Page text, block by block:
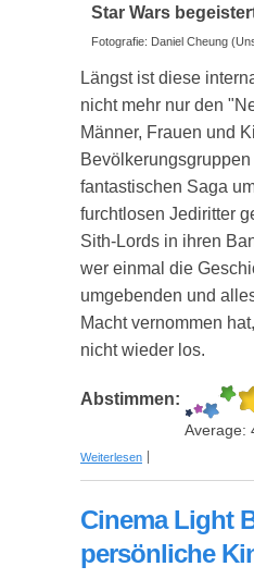
Star Wars
Fotografie: Daniel Cheung
Längst ist diese
nicht mehr nur den
Männer, Frauen und
fantastischen Saga
furchtlosen Jediritter
Sith-Lords in ihren
wer einmal die
umgebenden und
Macht vernommen
nicht wieder los.
Abstimmen:
Average:
Weiterlesen über Coole Star
Cinema Light
persönliche